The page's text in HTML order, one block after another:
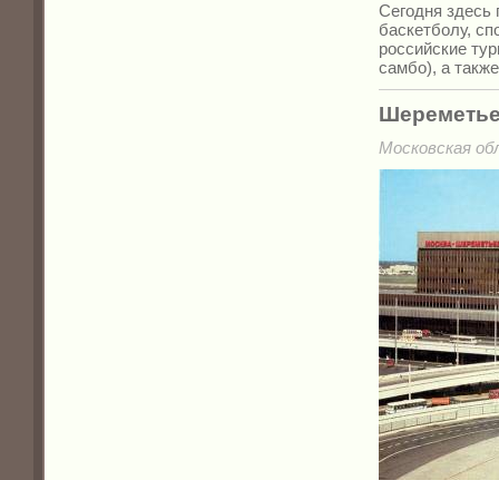
Сегодня здесь
баскетболу,
российские
самбо), а
Московская